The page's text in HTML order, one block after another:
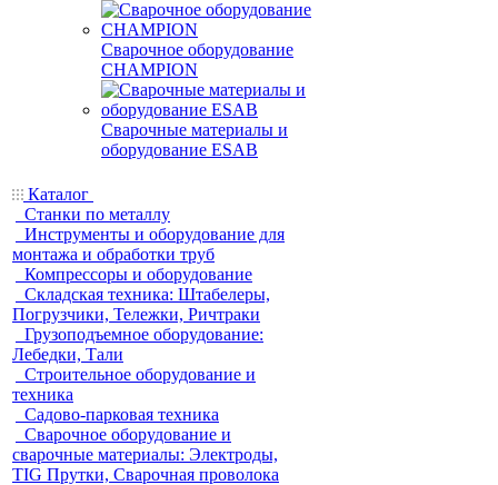
Сварочное оборудование
CHAMPION
Сварочные материалы и
оборудование ESAB
Каталог
Станки по металлу
Инструменты и оборудование для
монтажа и обработки труб
Компрессоры и оборудование
Складская техника: Штабелеры,
Погрузчики, Тележки, Ричтраки
Грузоподъемное оборудование:
Лебедки, Тали
Строительное оборудование и
техника
Садово-парковая техника
Сварочное оборудование и
сварочные материалы: Электроды,
TIG Прутки, Сварочная проволока